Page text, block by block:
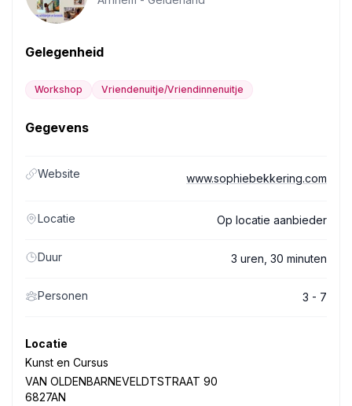
Gelegenheid
Workshop Vriendenuitje/Vriendinnenuitje
Gegevens
Website www.sophiebekkering.com
Locatie Op locatie aanbieder
Duur 3 uren, 30 minuten
Personen 3 - 7
Locatie
Kunst en Cursus
VAN OLDENBARNEVELDTSTRAAT 90
6827AN